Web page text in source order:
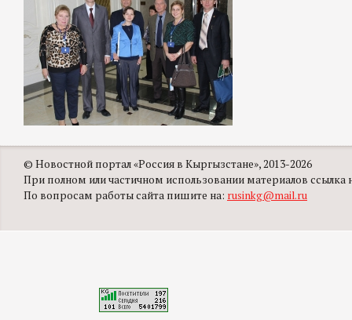
© Новостной портал «Россия в Кыргызстане», 2013-2026
При полном или частичном использовании материалов ссылка
По вопросам работы сайта пишите на: rusinkg@mail.ru